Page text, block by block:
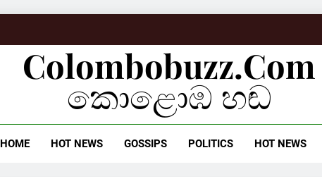
Colombobuzz.com
කොළොඹ හඬ
HOME HOT NEWS GOSSIPS POLITICS HOT NEWS